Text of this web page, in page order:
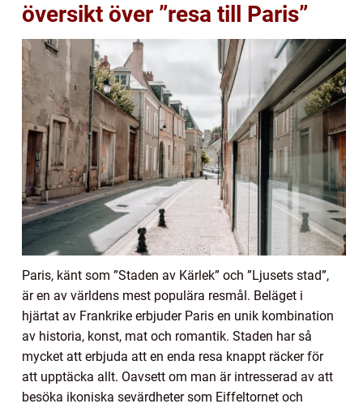
översikt över ”resa till Paris”
Paris, känt som ”Staden av Kärlek” och ”Ljusets stad”,
är en av världens mest populära resmål. Beläget i
hjärtat av Frankrike erbjuder Paris en unik kombination
av historia, konst, mat och romantik. Staden har så
mycket att erbjuda att en enda resa knappt räcker för
att upptäcka allt. Oavsett om man är intresserad av att
besöka ikoniska sevärdheter som Eiffeltornet och